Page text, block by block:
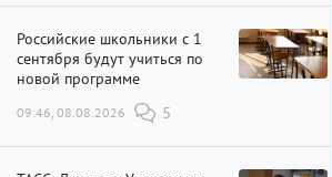
Российские школьники с 1
сентября будут учиться по
новой программе
09:46, 08.08.2026 5